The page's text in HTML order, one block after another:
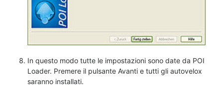
In questo modo tutte le impostazioni sono date da POI
Loader. Premere il pulsante Avanti e tutti gli autovelox
saranno installati.